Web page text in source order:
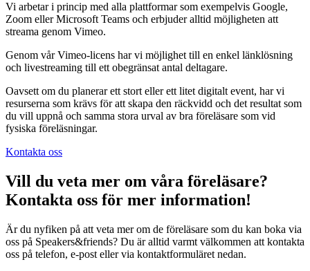
Vi arbetar i princip med alla plattformar som exempelvis Google,
Zoom eller Microsoft Teams och erbjuder alltid möjligheten att
streama genom Vimeo.
Genom vår Vimeo-licens har vi möjlighet till en enkel länklösning
och livestreaming till ett obegränsat antal deltagare.
Oavsett om du planerar ett stort eller ett litet digitalt event, har vi
resurserna som krävs för att skapa den räckvidd och det resultat som
du vill uppnå och samma stora urval av bra föreläsare som vid
fysiska föreläsningar.
Kontakta oss
Vill du veta mer om våra föreläsare?
Kontakta oss för mer information!
Är du nyfiken på att veta mer om de föreläsare som du kan boka via
oss på Speakers&friends? Du är alltid varmt välkommen att kontakta
oss på telefon, e-post eller via kontaktformuläret nedan.